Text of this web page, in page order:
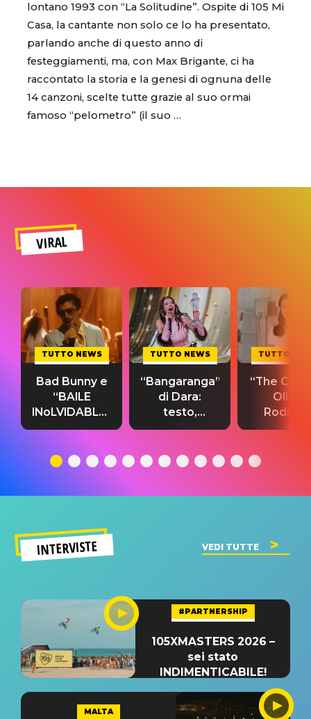
lontano 1993 con “La Solitudine”. Ospite di 105 Mi
Casa, la cantante non solo ce lo ha presentato,
parlando anche di questo anno di
festeggiamenti, ma, con Max Brigante, ci ha
raccontato la storia e la genesi di ognuna delle
14 canzoni, scelte tutte grazie al suo ormai
famoso “pelometro” (il suo …
VIRAL
TUTTO NEWS
Bad Bunny e
“BAILE
INoLVIDABLE”:
testo,
significato
TUTTO NEWS
“Bangaranga”
di Dara:
testo,
traduzione e
del singolo
TUTTO
“The
Olivia
testo,
INTERVISTE VEDI TUTTE
#PARTNERSHIP
105XMASTERS 2026 –
sei stato
INDIMENTICABILE!
MALTA